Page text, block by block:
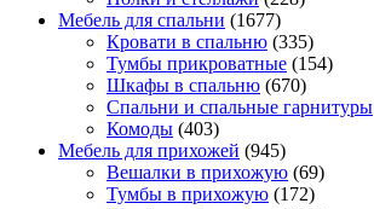
Мебель для спальни (1677)
Кровати в спальню (335)
Тумбы прикроватные (154)
Шкафы в спальню (670)
Спальни и спальные гарнитуры
Комоды (403)
Мебель для прихожей (945)
Вешалки в прихожую (69)
Тумбы в прихожую (172)